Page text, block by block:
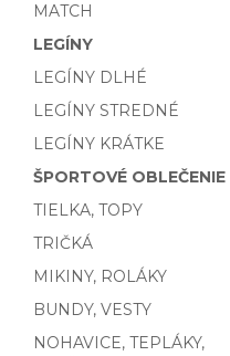
MATCH
LEGÍNY
LEGÍNY DLHÉ
LEGÍNY STREDNÉ
LEGÍNY KRÁTKE
ŠPORTOVÉ OBLEČENIE
TIELKA, TOPY
TRIČKÁ
MIKINY, ROLÁKY
BUNDY, VESTY
NOHAVICE, TEPLÁKY,